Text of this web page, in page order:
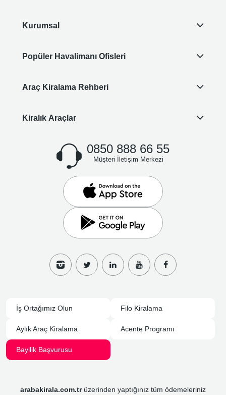
Kurumsal
Popüler Havalimanı Ofisleri
Araç Kiralama Rehberi
Kiralık Araçlar
0850 888 66 55
Müşteri İletişim Merkezi
İş Ortağımız Olun Filo Kiralama
Aylık Araç Kiralama Acente Programı
Bayilik Başvurusu
arabakirala.com.trüzerinden yaptığınız tüm ödemeleriniz